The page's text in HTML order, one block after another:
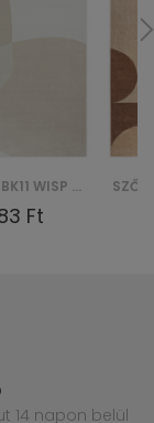
SZŐNYEG HJ-BBK11 WISP BBK - BEŻOWY
Ft
14 napon belül